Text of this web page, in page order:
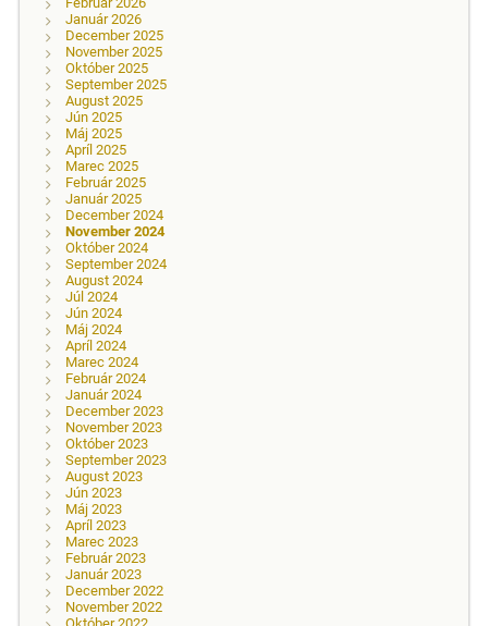
Január 2026
December 2025
November 2025
Október 2025
September 2025
August 2025
Jún 2025
Máj 2025
Apríl 2025
Marec 2025
Február 2025
Január 2025
December 2024
November 2024
Október 2024
September 2024
August 2024
Júl 2024
Jún 2024
Máj 2024
Apríl 2024
Marec 2024
Február 2024
Január 2024
December 2023
November 2023
Október 2023
September 2023
August 2023
Jún 2023
Máj 2023
Apríl 2023
Marec 2023
Február 2023
Január 2023
December 2022
November 2022